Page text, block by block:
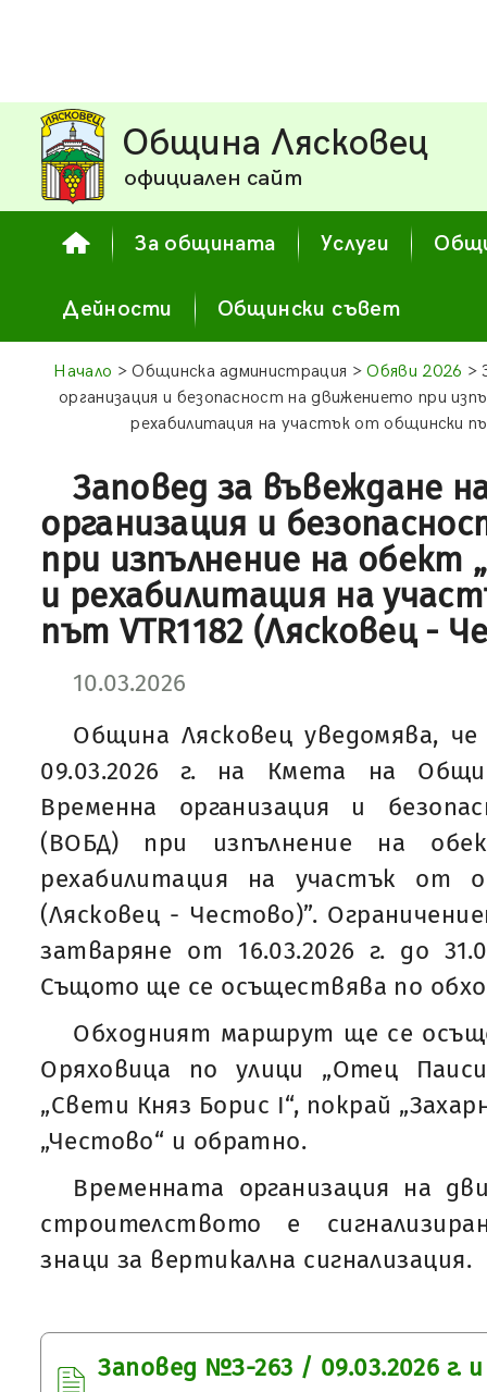
Община Лясковец
официален сайт
За общината Услуги
Дейности Общински съвет
Начало > Общинска администрация >Обяви 2026 >
организация и безопасност на движението при
рехабилитация на участък от общински
Заповед за въвеждане
организация и
при изпълнение на обект
и рехабилитация на
път VTR1182 (Лясковец -
10.03.2026
Община Лясковец уведомява,
09.03.2026 г. на Кмета на
Временна организация и
(ВОБД) при изпълнение на
рехабилитация на участък от
(Лясковец - Честово)”.
затваряне от 16.03.2026 г. до
Същото ще се осъществява по
Обходният маршрут ще се
Оряховица по улици „Отец
„Свети Княз Борис I“, покрай
„Честово“ и обратно.
Временната организация на
строителството е
знаци за вертикална сигнализация.
Заповед №З-263 / 09.03.2026 г.